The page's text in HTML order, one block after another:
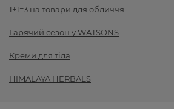
1+1=3 на товари для обличчя
Гарячий сезон у WATSONS
Креми для тіла
HIMALAYA HERBALS